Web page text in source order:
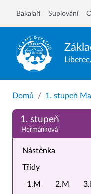
Bakalaři Suplování
Domů 1. stupeň
1. stupeň
Heřmánková
Nástěnka
Třídy
1.M 2.M